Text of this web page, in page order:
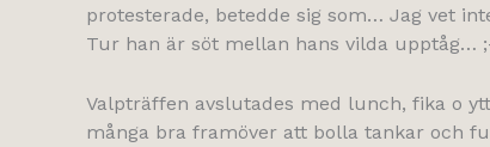
protesterade, betedde sig som… Jag vet
Tur han är söt mellan hans vilda upptåg…
Valpträffen avslutades med lunch, fika o
många bra framöver att bolla tankar och